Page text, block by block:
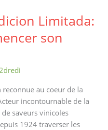
Limitada:
son
au coeur de la
incontournable de la
saveurs vinicoles
1924 traverser les